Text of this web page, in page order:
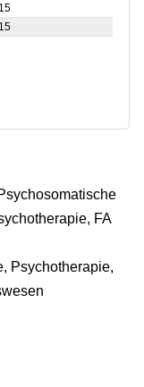
FA
Psychotherapie,